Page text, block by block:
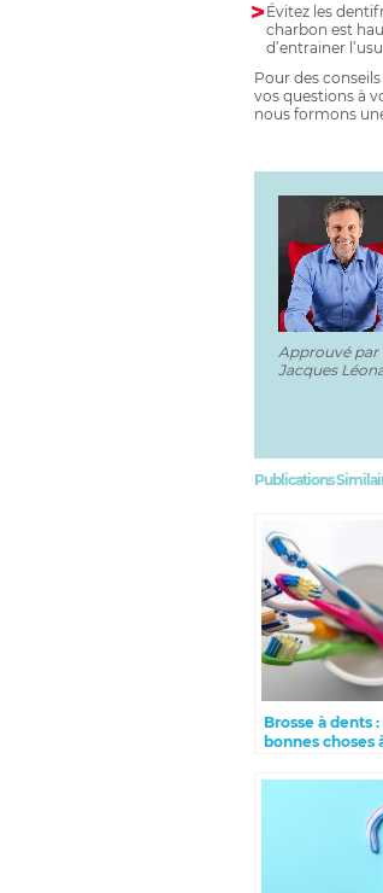
Évitez les
charbon est
d’entrainer
Pour des
vos questions à
nous formons
Approuvé par
Jacques
Publications
Brosse à dents :
bonnes choses